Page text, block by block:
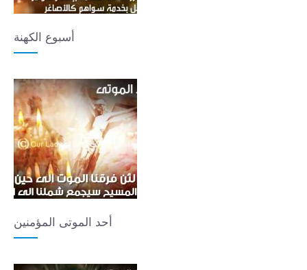
أسبوع الكهنة
أحد الموتى المؤمنين